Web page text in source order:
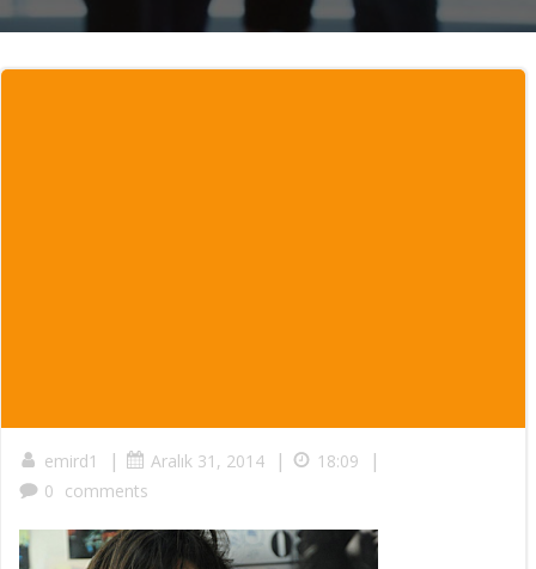
emird1 | Aralık 31, 2014 | 18:09 |
0 comments